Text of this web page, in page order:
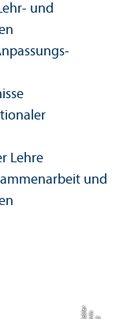
und
Lehre
und